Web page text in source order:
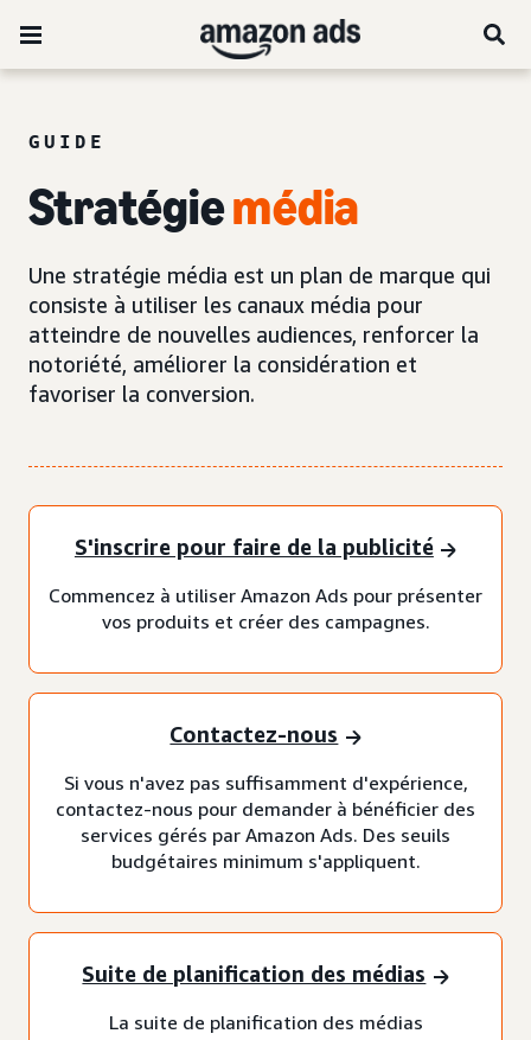
GUIDE
Stratégiemédia
Une stratégie média est un plan de marque qui
consiste à utiliser les canaux média pour
atteindre de nouvelles audiences, renforcer la
notoriété, améliorer la considération et
favoriser la conversion.
S'inscrire pour faire de la publicité
Commencez à utiliser Amazon Ads pour présenter
vos produits et créer des campagnes.
Contactez-nous
Si vous n'avez pas suffisamment d'expérience,
contactez-nous pour demander à bénéficier des
services gérés par Amazon Ads. Des seuils
budgétaires minimum s'appliquent.
Suite de planification des médias
La suite de planification des médias